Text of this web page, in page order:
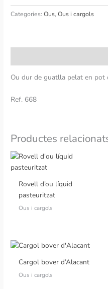
Categories:Ous,Ous i cargols
Ou dur de guatlla pelat en pot
Ref. 668
Productes
Rovell d’ou líquid
pasteuritzat
Ous i cargols
Cargol bover d’Alacant
Ous i cargols